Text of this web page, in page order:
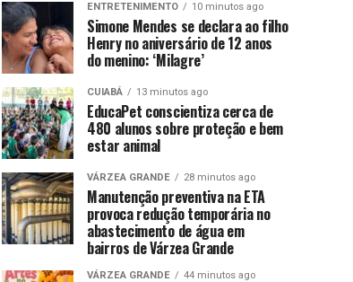
ENTRETENIMENTO 10 minutos ago
Simone Mendes se declara ao filho
Henry no aniversário de 12 anos
do menino: ‘Milagre’
CUIABÁ 13 minutos ago
EducaPet conscientiza cerca de
480 alunos sobre proteção e bem
estar animal
VÁRZEA GRANDE 28 minutos ago
Manutenção preventiva na ETA
provoca redução temporária no
abastecimento de água em
bairros de Várzea Grande
VÁRZEA GRANDE 44 minutos ago